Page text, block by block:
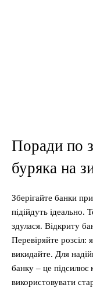
Поради по
буряка на
Зберігайте банки
підійдуть ідеально.
здулася. Відкриту
Перевіряйте
викидайте. Для
банку – це підсилює
використовувати